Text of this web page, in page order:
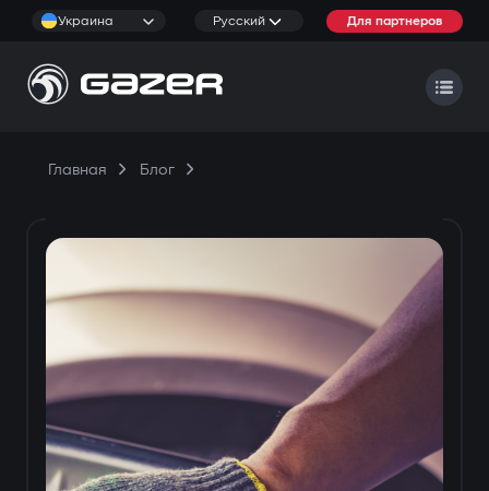
Украина Русский Для партнеров
Главная Блог